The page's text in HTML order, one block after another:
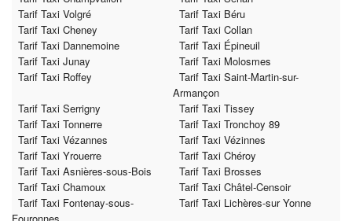
Tarif Taxi Volgré
Tarif Taxi Béru
Tarif Taxi Cheney
Tarif Taxi Collan
Tarif Taxi Dannemoine
Tarif Taxi Épineuil
Tarif Taxi Junay
Tarif Taxi Molosmes
Tarif Taxi Roffey
Tarif Taxi Saint-Martin-sur-
Armançon
Tarif Taxi Serrigny
Tarif Taxi Tissey
Tarif Taxi Tonnerre
Tarif Taxi Tronchoy 89
Tarif Taxi Vézannes
Tarif Taxi Vézinnes
Tarif Taxi Yrouerre
Tarif Taxi Chéroy
Tarif Taxi Asnières-sous-Bois
Tarif Taxi Brosses
Tarif Taxi Chamoux
Tarif Taxi Châtel-Censoir
Tarif Taxi Fontenay-sous-
Fouronnes
Tarif Taxi Lichères-sur Yonne